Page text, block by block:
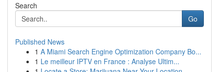
Search
Go
Published News
1 A Miami Search Engine Optimization Company Bo...
1 Le meilleur IPTV en France : Analyse Ultim...